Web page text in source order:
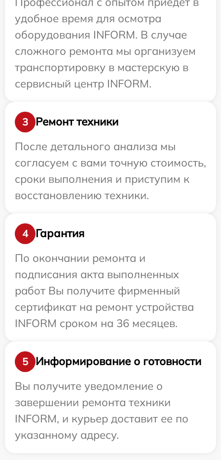
удобное время для осмотра
оборудования INFORM. В случае
сложного ремонта мы организуем
транспортировку в мастерскую в
сервисный центр INFORM.
3
Ремонт техники
После детального анализа мы
согласуем с вами точную стоимость,
сроки выполнения и приступим к
восстановлению техники.
4
Гарантия
По окончании ремонта и
подписания акта выполненных
работ Вы получите фирменный
сертификат на ремонт устройства
INFORM сроком на 36 месяцев.
5
Информирование о готовности
Вы получите уведомление о
завершении ремонта техники
INFORM, и курьер доставит ее по
указанному адресу.